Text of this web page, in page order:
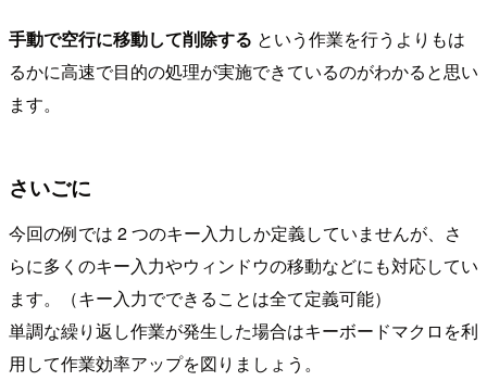
手動で空行に移動して削除する という作業を行うよりもは
るかに高速で目的の処理が実施できているのがわかると思い
ます。
さいごに
今回の例では 2 つのキー入力しか定義していませんが、さ
らに多くのキー入力やウィンドウの移動などにも対応してい
ます。（キー入力でできることは全て定義可能）
単調な繰り返し作業が発生した場合はキーボードマクロを利
用して作業効率アップを図りましょう。